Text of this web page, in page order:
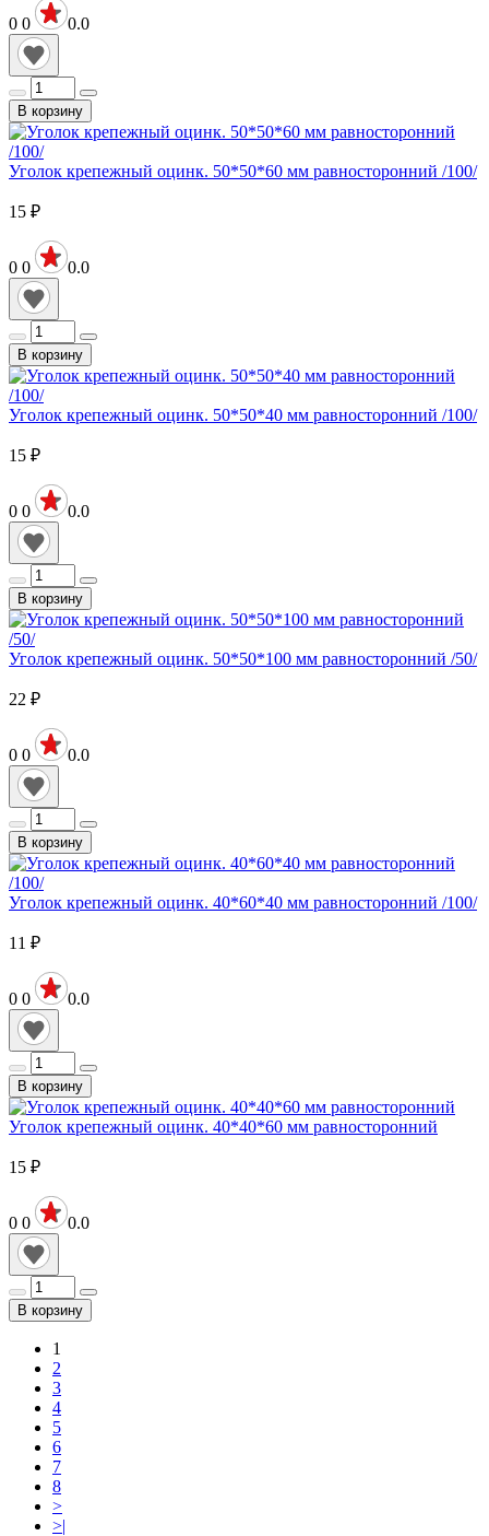
0 0 0.0
В корзину
Уголок крепежный оцинк. 50*50*60 мм равносторонний /100/
15 ₽
0 0 0.0
В корзину
Уголок крепежный оцинк. 50*50*40 мм равносторонний /100/
15 ₽
0 0 0.0
В корзину
Уголок крепежный оцинк. 50*50*100 мм равносторонний /50/
22 ₽
0 0 0.0
В корзину
Уголок крепежный оцинк. 40*60*40 мм равносторонний /100/
11 ₽
0 0 0.0
В корзину
Уголок крепежный оцинк. 40*40*60 мм равносторонний
15 ₽
0 0 0.0
В корзину
1
2
3
4
5
6
7
8
>
>|